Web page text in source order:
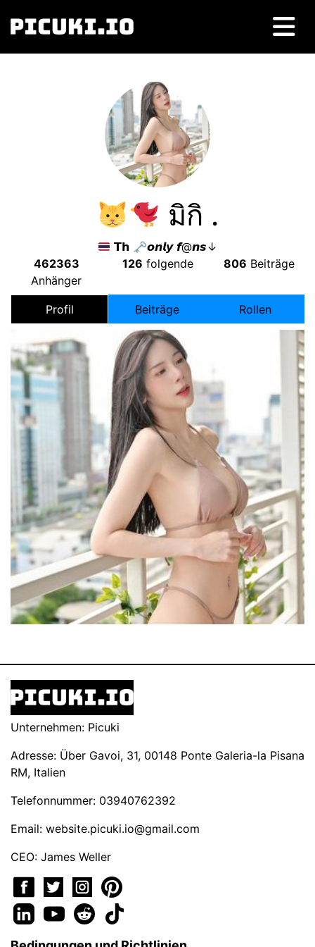
มิกิ .
𝗧𝗵 🗝𝙤𝙣𝙡𝙮 𝙛@𝙣𝙨↓
462363
Anhänger
126 folgende 806 Beiträge
Profil Beiträge Rollen
Unternehmen: Picuki
Adresse: Über Gavoi, 31, 00148 Ponte Galeria-la Pisana
RM, Italien
Telefonnummer: 03940762392
Email: website.picuki.io@gmail.com
CEO: James Weller